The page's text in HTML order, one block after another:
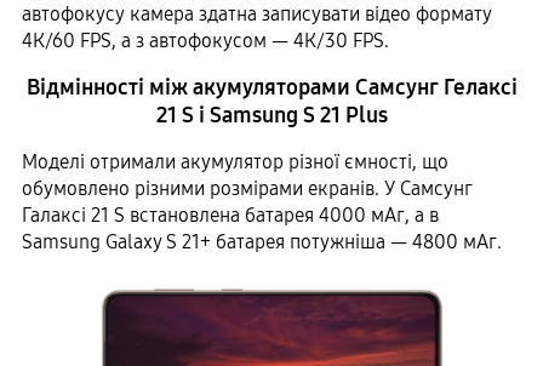
автофокусу камера здатна записувати відео формату
4К/60 FPS, а з автофокусом — 4К/30 FPS.
Відмінності між акумуляторами Самсунг Гелаксі
21 S і Samsung S 21 Plus
Моделі отримали акумулятор різної ємності, що
обумовлено різними розмірами екранів. У Самсунг
Галаксі 21 S встановлена ​​батарея 4000 мАг, а в
Samsung Galaxy S 21+ батарея потужніша — 4800 мАг.